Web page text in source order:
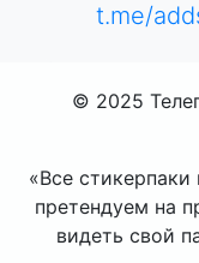
t.me/
© 2025
«Все
претендуем на
видеть свой